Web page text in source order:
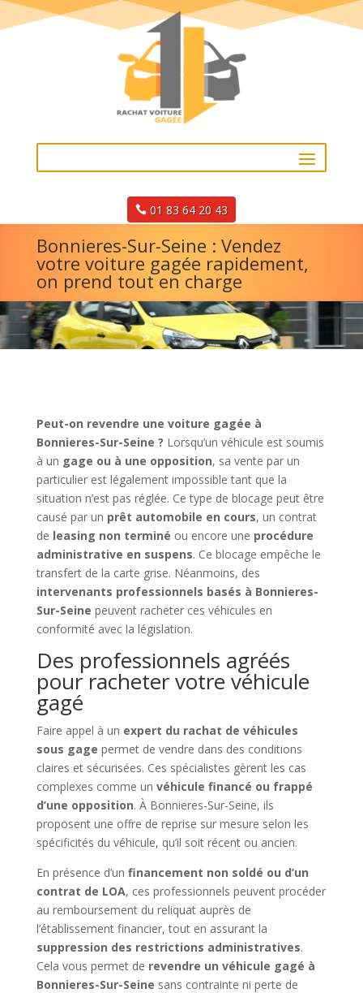
01 83 64 20 43
Bonnieres-Sur-Seine : Vendez
votre voiture gagée rapidement,
on prend tout en charge
Peut-on revendre une voiture gagée à
Bonnieres-Sur-Seine ? Lorsqu’un véhicule est soumis
à un gage ou à une opposition, sa vente par un
particulier est légalement impossible tant que la
situation n’est pas réglée. Ce type de blocage peut être
causé par un prêt automobile en cours, un contrat
de leasing non terminé ou encore une procédure
administrative en suspens. Ce blocage empêche le
transfert de la carte grise. Néanmoins, des
intervenants professionnels basés à Bonnieres-
Sur-Seine peuvent racheter ces véhicules en
conformité avec la législation.
Des professionnels agréés
pour racheter votre véhicule
gagé
Faire appel à un expert du rachat de véhicules
sous gage permet de vendre dans des conditions
claires et sécurisées. Ces spécialistes gèrent les cas
complexes comme un véhicule financé ou frappé
d’une opposition. À Bonnieres-Sur-Seine, ils
proposent une offre de reprise sur mesure selon les
spécificités du véhicule, qu’il soit récent ou ancien.
En présence d’un financement non soldé ou d’un
contrat de LOA, ces professionnels peuvent procéder
au remboursement du reliquat auprès de
l’établissement financier, tout en assurant la
suppression des restrictions administratives.
Cela vous permet de revendre un véhicule gagé à
Bonnieres-Sur-Seine sans contrainte ni perte de